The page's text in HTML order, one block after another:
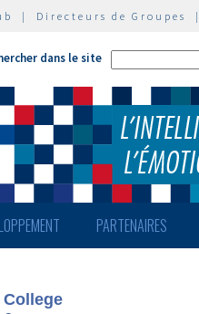
| Directeurs de Groupes
dans le site
PARTENAIRES
College